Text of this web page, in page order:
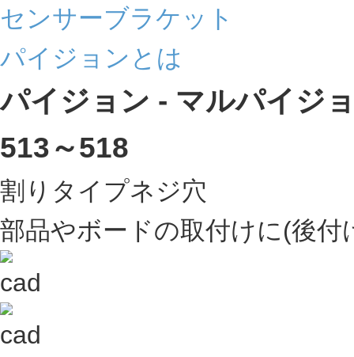
センサーブラケット
パイジョンとは
パイジョン - マルパイジ
513～518
割りタイプネジ穴
部品やボードの取付けに(後付